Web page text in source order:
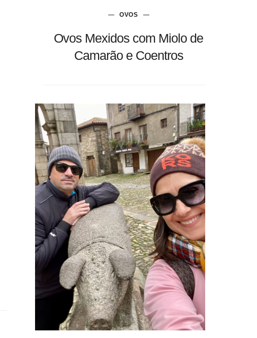
OVOS
Ovos Mexidos com Miolo de
Camarão e Coentros